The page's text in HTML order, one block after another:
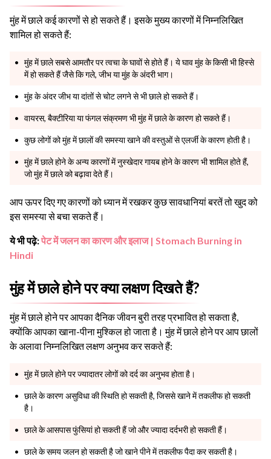
मुंह में छाले कई कारणों से हो सकते हैं। इसके मुख्य कारणों में निम्नलिखित
शामिल हो सकते हैं:
मुंह में छाले सबसे आमतौर पर त्वचा के घावों से होते हैं। ये घाव मुंह के किसी भी हिस्से
में हो सकते हैं जैसे कि गले, जीभ या मुंह के अंदरी भाग।
मुंह के अंदर जीभ या दांतों से चोट लगने से भी छाले हो सकते हैं।
वायरस, बैक्टीरिया या फंगल संक्रमण भी मुंह में छाले के कारण हो सकते हैं।
कुछ लोगों को मुंह में छालों की समस्या खाने की वस्तुओं से एलर्जी के कारण होती है।
मुंह में छाले होने के अन्य कारणों में नुस्खेदार गायब होने के कारण भी शामिल होते हैं,
जो मुंह में छाले को बढ़ावा देते हैं।
आप ऊपर दिए गए कारणों को ध्यान में रखकर कुछ सावधानियां बरतें तो खुद को
इस समस्या से बचा सकते हैं।
ये भी पढ़े:पेट में जलन का कारण और इलाज | Stomach Burning in
Hindi
मुंह में छाले होने पर क्या लक्षण दिखते हैं?
मुंह में छाले होने पर आपका दैनिक जीवन बुरी तरह प्रभावित हो सकता है,
क्योंकि आपका खाना-पीना मुश्किल हो जाता है। मुंह में छाले होने पर आप छालों
के अलावा निम्नलिखित लक्षण अनुभव कर सकते हैं:
मुंह में छाले होने पर ज्यादातर लोगों को दर्द का अनुभव होता है।
छाले के कारण असुविधा की स्थिति हो सकती है, जिससे खाने में तकलीफ हो सकती
है।
छाले के आसपास फुंसियां हो सकती हैं जो और ज्यादा दर्दभरी हो सकती हैं।
छाले के समय जलन हो सकती है जो खाने पीने में तकलीफ पैदा कर सकती है।